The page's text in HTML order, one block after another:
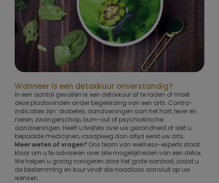
Wanneer is een detoxkuur onverstandig?
In een aantal gevallen is een detoxkuur af te raden of moet
deze plaatsvinden onder begeleiding van een arts. Contra-
indicaties zijn: diabetes, aandoeningen aan het hart, lever en
nieren, zwangerschap, burn-out of psychiatrische
aandoeningen. Heeft u twijfels over uw gezondheid of slikt u
bepaalde medicijnen, raadpleeg dan altijd eerst uw arts.
Meer weten of vragen? Ons team van wellness-experts staat
klaar om u te adviseren over alle mogelijkheden van een detox.
We helpen u graag navigeren door het grote aanbod, zodat u
de bestemming en kuur vindt die naadloos aansluit op uw
wensen.